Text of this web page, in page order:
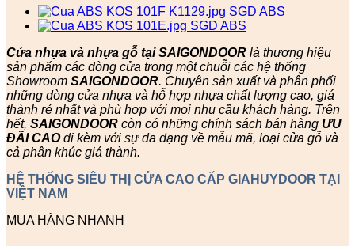
Cửa nhựa và nhựa gỗ tại SAIGONDOOR là thương hiệu
sản phẩm các dòng cửa trong một chuỗi các hệ thống
Showroom SAIGONDOOR. Chuyên sản xuất và phân phối
những dòng cửa nhựa và hỗ hợp nhựa chất lượng cao, giá
thành rẻ nhất và phù hợp với mọi nhu cầu khách hàng. Trên
hết, SAIGONDOOR còn có những chính sách bán hàng ƯU
ĐÃI CAOđi kèm với sự đa dạng về mẫu mã, loại cửa gỗ và
cả phân khúc giá thành.
HỆ THỐNG SIÊU THỊ CỬA CAO CẤP GIAHUYDOOR TẠI
VIỆT NAM
MUA HÀNG NHANH